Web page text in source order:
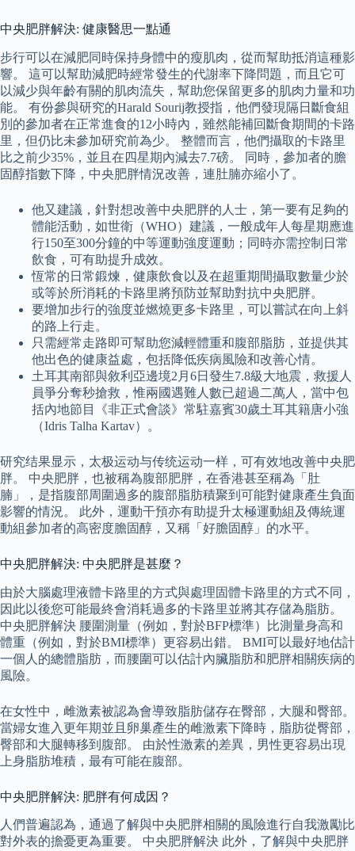
中央肥胖解決: 健康醫思一點通
步行可以在減肥同時保持身體中的瘦肌肉，從而幫助抵消這種影
響。 這可以幫助減肥時經常發生的代謝率下降問題，而且它可
以減少與年齡有關的肌肉流失，幫助您保留更多的肌肉力量和功
能。 有份參與研究的Harald Sourij教授指，他們發現隔日斷食組
別的參加者在正常進食的12小時內，雖然能補回斷食期間的卡路
里，但仍比未參加研究前為少。 整體而言，他們攝取的卡路里
比之前少35%，並且在四星期內減去7.7磅。 同時，參加者的膽
固醇指數下降，中央肥胖情況改善，連肚腩亦縮小了。
他又建議，針對想改善中央肥胖的人士，第一要有足夠的
體能活動，如世衛（WHO）建議，一般成年人每星期應進
行150至300分鐘的中等運動強度運動；同時亦需控制日常
飲食，可有助提升成效。
恆常的日常鍛煉，健康飲食以及在超重期間攝取數量少於
或等於所消耗的卡路里將預防並幫助對抗中央肥胖。
要增加步行的強度並燃燒更多卡路里，可以嘗試在向上斜
的路上行走。
只需經常走路即可幫助您減輕體重和腹部脂肪，並提供其
他出色的健康益處，包括降低疾病風險和改善心情。
土耳其南部與敘利亞邊境2月6日發生7.8級大地震，救援人
員爭分奪秒搶救，惟兩國遇難人數已超過二萬人，當中包
括內地節目《非正式會談》常駐嘉賓30歲土耳其籍唐小強
（Idris Talha Kartav）。
研究结果显示，太极运动与传统运动一样，可有效地改善中央肥
胖。 中央肥胖，也被稱為腹部肥胖，在香港甚至稱為「肚
腩」，是指腹部周圍過多的腹部脂肪積聚到可能對健康產生負面
影響的情況。 此外，運動干預亦有助提升太極運動組及傳統運
動組參加者的高密度膽固醇，又稱「好膽固醇」的水平。
中央肥胖解決: 中央肥胖是甚麼？
由於大腦處理液體卡路里的方式與處理固體卡路里的方式不同，
因此以後您可能最終會消耗過多的卡路里並將其存儲為脂肪。
中央肥胖解決 腰圍測量（例如，對於BFP標準）比測量身高和
體重（例如，對於BMI標準）更容易出錯。 BMI可以最好地估計
一個人的總體脂肪，而腰圍可以估計內臟脂肪和肥胖相關疾病的
風險。
在女性中，雌激素被認為會導致脂肪儲存在臀部，大腿和臀部。
當婦女進入更年期並且卵巢產生的雌激素下降時，脂肪從臀部，
臀部和大腿轉移到腹部。 由於性激素的差異，男性更容易出現
上身脂肪堆積，最有可能在腹部。
中央肥胖解決: 肥胖有何成因？
人們普遍認為，通過了解與中央肥胖相關的風險進行自我激勵比
對外表的擔憂更為重要。 中央肥胖解決 此外，了解與中央肥胖